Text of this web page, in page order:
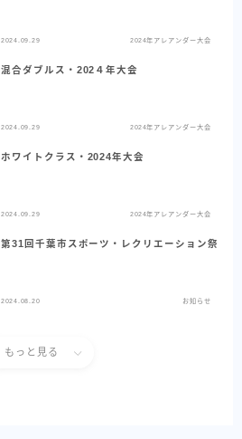
2024.09.29 2024年アレアンダー大会
混合ダブルス・202４年大会
2024.09.29 2024年アレアンダー大会
ホワイトクラス・2024年大会
2024.09.29 2024年アレアンダー大会
第31回千葉市スポーツ・レクリエーション祭
2024.08.20 お知らせ
もっと見る